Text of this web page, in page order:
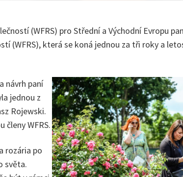
(WFRS) pro Střední a Východní Evropu
(WFRS), která se koná jednou za tři roky a
návrh paní
jednou z
Rojewski.
členy WFRS.
rozária po
světa.